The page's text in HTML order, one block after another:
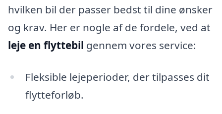
hvilken bil der passer bedst til dine ønsker
og krav. Her er nogle af de fordele, ved at
leje en flyttebil gennem vores service:
Fleksible lejeperioder, der tilpasses dit
flytteforløb.